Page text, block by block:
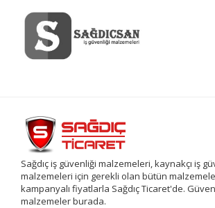
Sağdıç iş güvenliği malzemeleri, kaynakçı iş
malzemeleri için gerekli olan bütün
kampanyalı fiyatlarla Sağdıç Ticaret'de.
malzemeler burada.